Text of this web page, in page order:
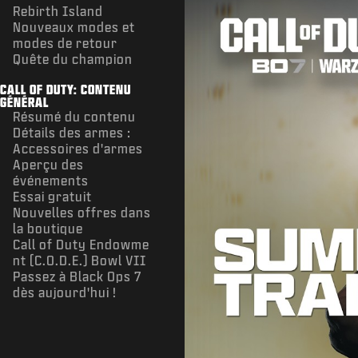
Rebirth Island
Nouveaux modes et
modes de retour
Quête du champion
CALL OF DUTY: CONTENU
GÉNÉRAL
Résumé du contenu
Détails des armes :
Accessoires d'armes
Aperçu des
événements
Essai gratuit
Nouvelles offres dans
la boutique
Call of Duty Endowme
nt (C.O.D.E.) Bowl VII
Passez à Black Ops 7
dès aujourd'hui !